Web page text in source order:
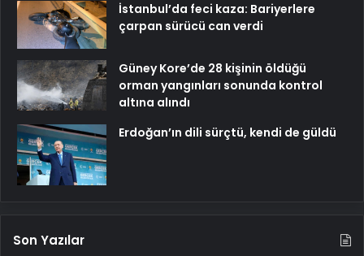
İstanbul’da feci kaza: Bariyerlere
çarpan sürücü can verdi
Güney Kore’de 28 kişinin öldüğü
orman yangınları sonunda kontrol
altına alındı
Erdoğan’ın dili sürçtü, kendi de güldü
Son Yazılar